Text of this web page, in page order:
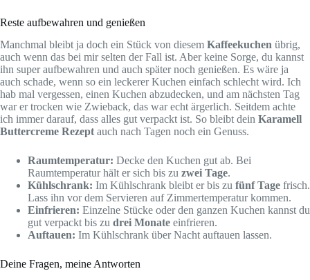
Reste aufbewahren und genießen
Manchmal bleibt ja doch ein Stück von diesem Kaffeekuchen übrig,
auch wenn das bei mir selten der Fall ist. Aber keine Sorge, du kannst
ihn super aufbewahren und auch später noch genießen. Es wäre ja
auch schade, wenn so ein leckerer Kuchen einfach schlecht wird. Ich
hab mal vergessen, einen Kuchen abzudecken, und am nächsten Tag
war er trocken wie Zwieback, das war echt ärgerlich. Seitdem achte
ich immer darauf, dass alles gut verpackt ist. So bleibt dein Karamell
Buttercreme Rezeptauch nach Tagen noch ein Genuss.
Raumtemperatur: Decke den Kuchen gut ab. Bei
Raumtemperatur hält er sich bis zu zwei Tage.
Kühlschrank: Im Kühlschrank bleibt er bis zu fünf Tage frisch.
Lass ihn vor dem Servieren auf Zimmertemperatur kommen.
Einfrieren: Einzelne Stücke oder den ganzen Kuchen kannst du
gut verpackt bis zu drei Monate einfrieren.
Auftauen: Im Kühlschrank über Nacht auftauen lassen.
Deine Fragen, meine Antworten